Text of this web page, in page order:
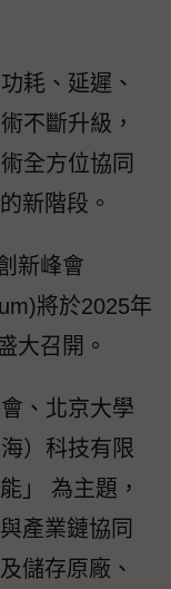
耗、延遲、
不斷升級，
全方位協同
新階段。
新峰會
將於2025年
大召開。
、北京大學
）科技有限
」 為主題，
產業鏈協同
儲存原廠、